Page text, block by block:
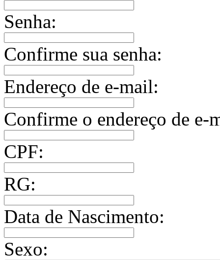
Senha:
Confirme sua senha:
Endereço de e-mail:
Confirme o endereço de e-
CPF:
RG:
Data de Nascimento:
Sexo: